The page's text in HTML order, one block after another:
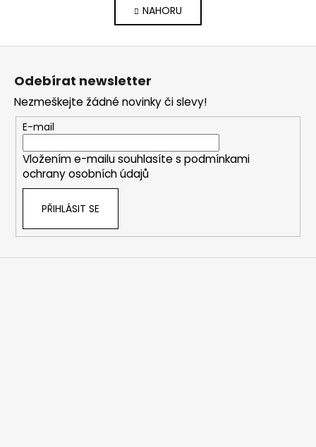
l
á
d
p
r
v
k
y
u
n
k
o
í
NAHORU
Odebírat newsletter
Nezmeškejte žádné novinky či slevy!
E-mail
Vložením e-mailu souhlasíte s podmínkami
ochrany osobních údajů
PŘIHLÁSIT SE